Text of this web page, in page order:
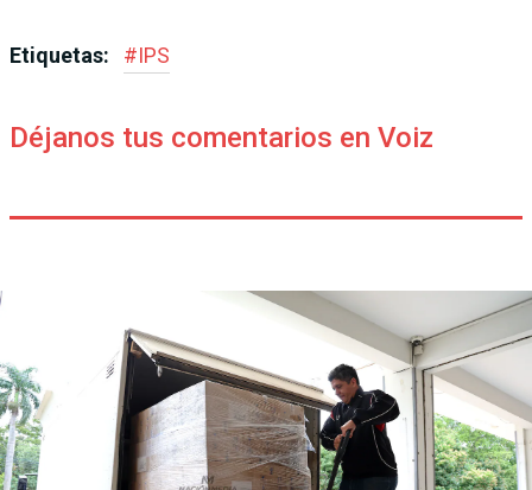
Etiquetas: #IPS
Déjanos tus comentarios en Voiz